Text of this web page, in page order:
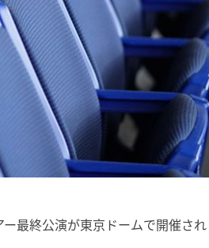
最終公演が東京ドームで開催され